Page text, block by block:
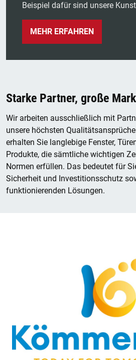
Beispiel dafür sind unsere
MEHR ERFAHREN
Starke Partner, große
Wir arbeiten ausschließlich mit
unsere höchsten
erhalten Sie langlebige Fenster,
Produkte, die sämtliche wichtigen
Normen erfüllen. Das bedeutet für
Sicherheit und Investitionsschutz
funktionierenden Lösungen.